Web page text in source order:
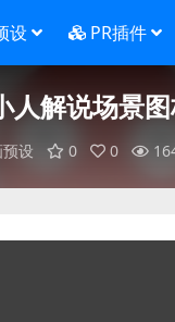
设 PR插件
解说场景
设 0 0